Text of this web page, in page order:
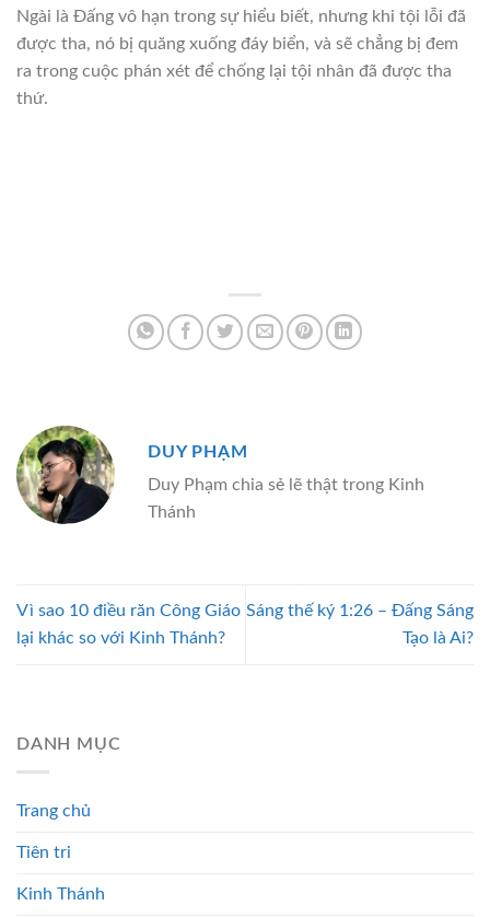
DANH MỤC
Trang chủ
Tiên tri
Kinh Thánh
Ngài là Đấng vô hạn trong sự hiểu biết, nhưng khi tội lỗi đã
được tha, nó bị quăng xuống đáy biển, và sẽ chẳng bị đem
ra trong cuộc phán xét để chống lại tội nhân đã được tha
thứ.
DUY PHẠM
Duy Phạm chia sẻ lẽ thật trong Kinh
Thánh
Vì sao 10 điều răn Công Giáo
lại khác so với Kinh Thánh?
Sáng thế ký 1:26 – Đấng Sáng
Tạo là Ai?